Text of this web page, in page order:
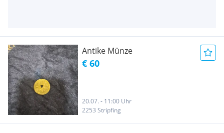
Antike Münze
€ 60
20.07. - 11:00 Uhr
2253 Stripfing